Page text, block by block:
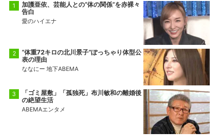
加護亜依、芸能人との“体の関係”を赤裸々
告白
愛のハイエナ
“体重72キロの北川景子”ぽっちゃり体型公
表の理由
ななにー 地下ABEMA
「ゴミ屋敷」「孤独死」布川敏和の離婚後
の絶望生活
ABEMAエンタメ